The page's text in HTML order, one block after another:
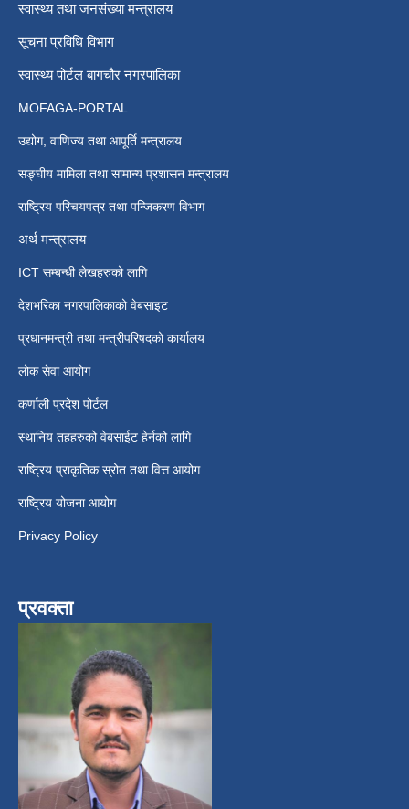
स्वास्थ्य तथा जनसंख्या मन्त्रालय
सूचना प्रविधि विभाग
स्वास्थ्य पोर्टल बागचौर नगरपालिका
MOFAGA-PORTAL
उद्योग, वाणिज्य तथा आपूर्ति मन्त्रालय
सङ्घीय मामिला तथा सामान्य प्रशासन मन्त्रालय
राष्ट्रिय परिचयपत्र तथा पन्जिकरण विभाग
अर्थ मन्त्रालय
ICT सम्बन्धी लेखहरुको लागि
देशभरिका नगरपालिकाको वेबसाइट
प्रधानमन्त्री तथा मन्त्रीपरिषदको कार्यालय
लोक सेवा आयोग
कर्णाली प्रदेश पोर्टल
स्थानिय तहहरुको वेबसाईट हेर्नको लागि
राष्ट्रिय प्राकृतिक स्रोत तथा वित्त आयोग
राष्ट्रिय योजना आयोग
Privacy Policy
प्रवक्ता